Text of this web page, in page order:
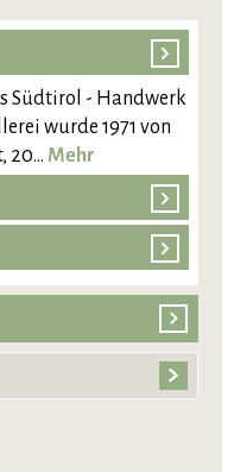
Südtirol - Handwerk
wurde 1971 von
20… Mehr